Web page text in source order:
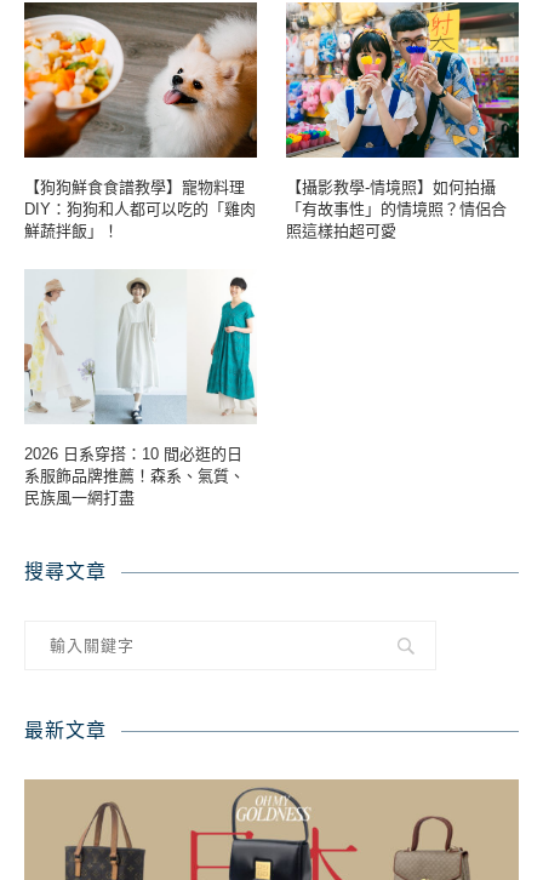
【狗狗鮮食食譜教學】寵物料理
DIY：狗狗和人都可以吃的「雞肉
鮮蔬拌飯」！
【攝影教學-情境照】如何拍攝
「有故事性」的情境照？情侶合
照這樣拍超可愛
2026 日系穿搭：10 間必逛的日
系服飾品牌推薦！森系、氣質、
民族風一網打盡
搜尋文章
最新文章